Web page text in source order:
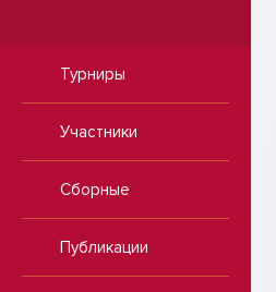
Турниры
Участники
Сборные
Публикации